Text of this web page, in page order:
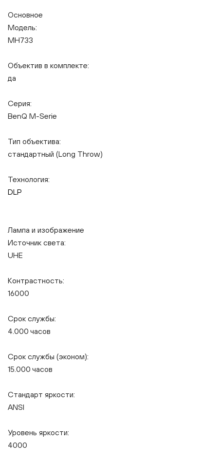
Основное
Модель:
MH733
Объектив в комплекте:
да
Серия:
BenQ M-Serie
Тип объектива:
стандартный (Long Throw)
Технология:
DLP
Лампа и изображение
Источник света:
UHE
Контрастность:
16000
Срок службы:
4.000 часов
Срок службы (эконом):
15.000 часов
Стандарт яркости:
ANSI
Уровень яркости:
4000